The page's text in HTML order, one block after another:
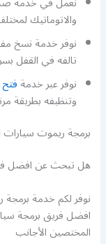
والاتوماتيك
نوفر خدمة نسخ
تالفه في القفل
نوفر عبر خدمة
وتنظيفه بطريقة
برمجة ريموت سيارات
هل تبحث عن افضل
نوفر لكم خدمة برمجة
افضل فريق برمجة
المختصين الأجانب